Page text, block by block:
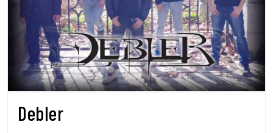
Debler